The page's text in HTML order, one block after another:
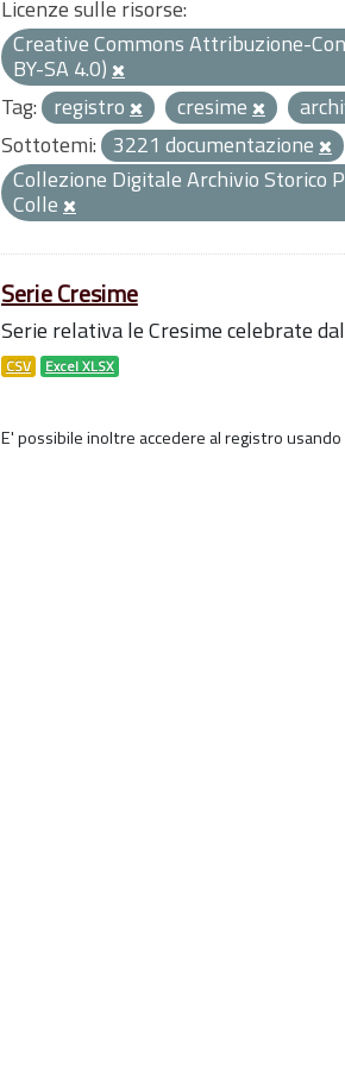
Licenze sulle risorse:
Creative Commons Attribuzione-
BY-SA 4.0)
Tag: registro cresime
Sottotemi: 3221 documentazione
Collezione Digitale Archivio Storico
Colle
Serie Cresime
Serie relativa le Cresime celebrate
CSV Excel XLSX
E' possibile inoltre accedere al registro usando